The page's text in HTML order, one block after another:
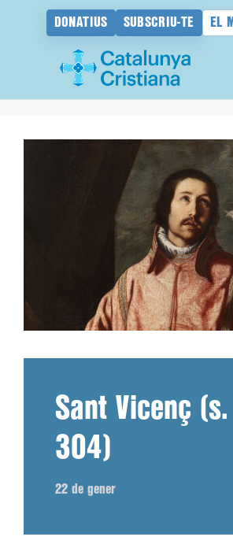
DONATIUS SUBSCRIU-TE EL
Sant Vicenç
304)
22 de gener